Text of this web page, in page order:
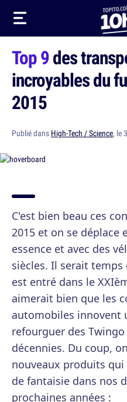
Top 9des
incroyables du
2015
Publié dans High-Tech / Science, le
C'est bien beau ces
2015 et on se déplace
essence et avec des
siècles. Il serait
est entré dans le
aimerait bien que les
automobiles innovent
refourguer des
décennies. Du coup,
nouveaux produits
de fantaisie dans nos
prochaines années :